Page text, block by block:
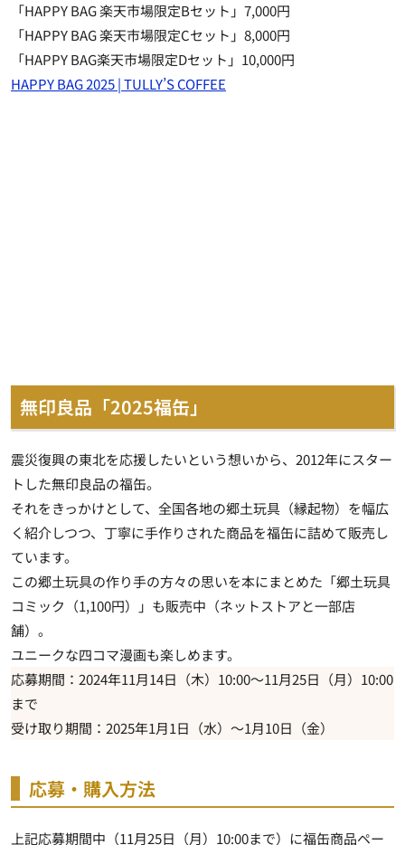
「HAPPY BAG 楽天市場限定Bセット」7,000円
「HAPPY BAG 楽天市場限定Cセット」8,000円
「HAPPY BAG楽天市場限定Dセット」10,000円
HAPPY BAG 2025 | TULLY’S COFFEE
無印良品「2025福缶」
震災復興の東北を応援したいという想いから、2012年にスター
トした無印良品の福缶。
それをきっかけとして、全国各地の郷土玩具（縁起物）を幅広
く紹介しつつ、丁寧に手作りされた商品を福缶に詰めて販売し
ています。
この郷土玩具の作り手の方々の思いを本にまとめた「郷土玩具
コミック（1,100円）」も販売中（ネットストアと一部店
舗）。
ユニークな四コマ漫画も楽しめます。
応募期間：2024年11月14日（木）10:00～11月25日（月）10:00
まで
受け取り期間：2025年1月1日（水）～1月10日（金）
応募・購入方法
上記応募期間中（11月25日（月）10:00まで）に福缶商品ペー